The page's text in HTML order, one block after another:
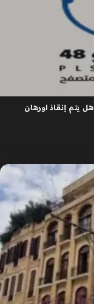
موعد عرض مسلسل المؤسس اورهان الحلقة 24 هل يتم إنقاذ اورهان